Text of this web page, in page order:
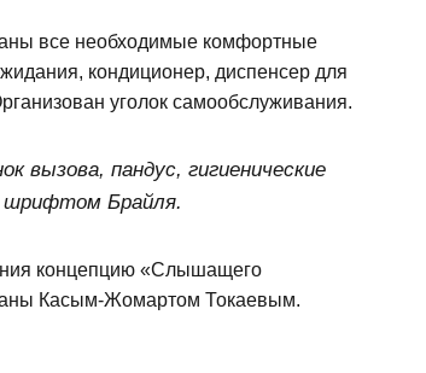
все необходимые комфортные
кондиционер, диспенсер для
уголок самообслуживания.
вызова, пандус, гигиенические
шрифтом Брайля.
концепцию «Слышащего
Касым-Жомартом Токаевым.